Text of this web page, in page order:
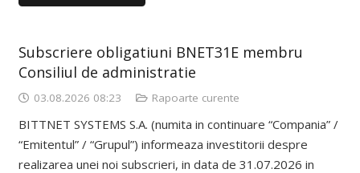
Subscriere obligatiuni BNET31E membru
Consiliul de administratie
03.08.2026 08:23 Rapoarte curente
BITTNET SYSTEMS S.A. (numita in continuare “Compania” /
“Emitentul” / “Grupul”) informeaza investitorii despre
realizarea unei noi subscrieri, in data de 31.07.2026 in